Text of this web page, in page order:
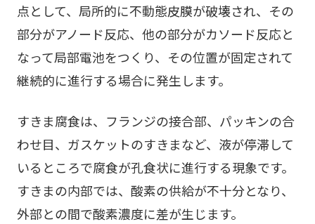
点として、局所的に不動態皮膜が破壊され、その
部分がアノード反応、他の部分がカソード反応と
なって局部電池をつくり、その位置が固定されて
継続的に進行する場合に発生します。
すきま腐食は、フランジの接合部、パッキンの合
わせ目、ガスケットのすきまなど、液が停滞して
いるところで腐食が孔食状に進行する現象です。
すきまの内部では、酸素の供給が不十分となり、
外部との間で酸素濃度に差が生じます。